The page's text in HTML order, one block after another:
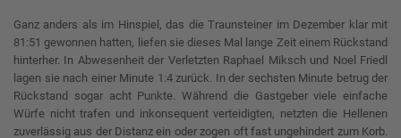
Ganz anders als im Hinspiel, das die Traunsteiner im Dezember klar mit
81:51 gewonnen hatten, liefen sie dieses Mal lange Zeit einem Rückstand
hinterher. In Abwesenheit der Verletzten Raphael Miksch und Noel Friedl
lagen sie nach einer Minute 1:4 zurück. In der sechsten Minute betrug der
Rückstand sogar acht Punkte. Während die Gastgeber viele einfache
Würfe nicht trafen und inkonsequent verteidigten, netzten die Hellenen
zuverlässig aus der Distanz ein oder zogen oft fast ungehindert zum Korb.